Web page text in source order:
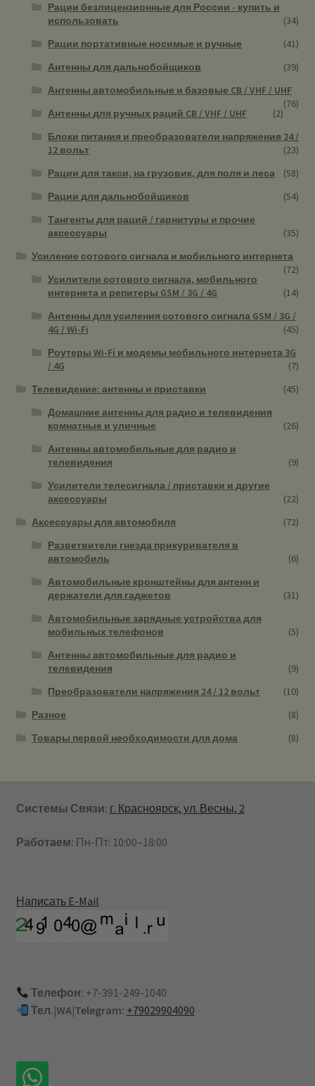
Рации безлицензионные для России - купить и
использовать
(34)
Рации портативные носимые и ручные
(41)
Антенны для дальнобойщиков
(39)
Антенны автомобильные и базовые CB / VHF / UHF
(76)
Антенны для ручных раций CB / VHF / UHF
(2)
Блоки питания и преобразователи напряжения 24 /
12 вольт
(23)
Рации для такси, на грузовик, для поля и леса
(58)
Рации для дальнобойщиков
(54)
Тангенты для раций / гарнитуры и прочие
аксессуары
(35)
Усиление сотового сигнала и мобильного интернета
(72)
Усилители сотового сигнала, мобильного
интернета и репитеры GSM / 3G / 4G
(14)
Антенны для усиления сотового сигнала GSM / 3G /
4G / Wi-Fi
(45)
Роутеры Wi-Fi и модемы мобильного интернета 3G
/ 4G
(7)
Телевидение: антенны и приставки
(45)
Домашние антенны для радио и телевидения
комнатные и уличные
(26)
Антенны автомобильные для радио и
телевидения
(9)
Усилители телесигнала / приставки и другие
аксессуары
(22)
Аксессуары для автомобиля
(72)
Разветвители гнезда прикуривателя в
автомобиль
(6)
Автомобильные кронштейны для антенн и
держатели для гаджетов
(31)
Автомобильные зарядные устройства для
мобильных телефонов
(5)
Антенны автомобильные для радио и
телевидения
(9)
Преобразователи напряжения 24 / 12 вольт
(10)
Разное
(8)
Товары первой необходимости для дома
(8)
Системы Связи: г. Красноярск, ул. Весны, 2
Работаем: Пн-Пт: 10:00–18:00
Написать E-Mail
Телефон: +7-391-249-1040
Тел.|WA|Telegram: +79029904090